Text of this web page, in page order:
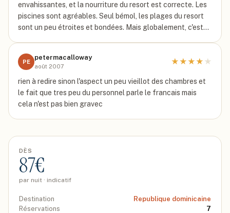
envahissantes, et la nourriture du resort est correcte. Les
piscines sont agréables. Seul bémol, les plages du resort
sont un peu étroites et bondées. Mais globalement, c'est…
PE
petermacalloway
août 2007
★★★★ ★
rien à redire sinon l'aspect un peu vieillot des chambres et
le fait que tres peu du personnel parle le francais mais
cela n'est pas bien gravec
DÈS
87€
par nuit · indicatif
Destination
Republique dominicaine
Réservations
7